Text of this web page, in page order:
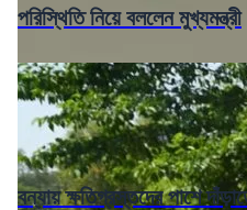
পরিস্থিতি নিয়ে বললেন মুখ্যমন্ত্রী
বন্যায় ক্ষতিগ্রস্তদের পাশে